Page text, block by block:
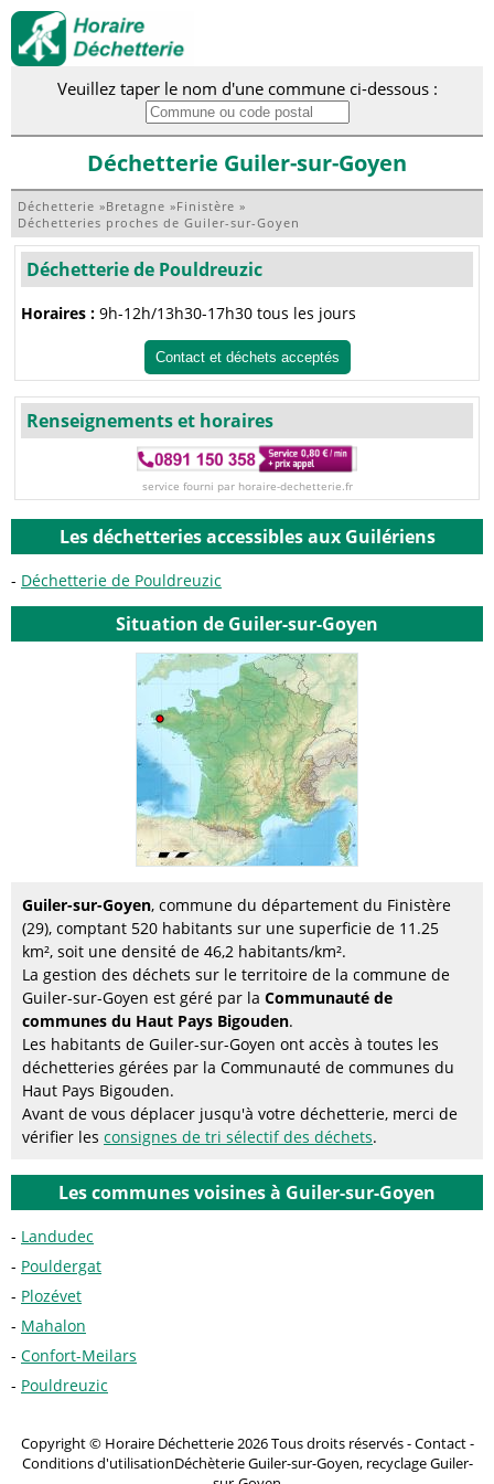
Veuillez taper le nom d'une commune ci-dessous :
Déchetterie Guiler-sur-Goyen
Déchetterie »Bretagne »Finistère »
Déchetteries proches de Guiler-sur-Goyen
Déchetterie de Pouldreuzic
Horaires : 9h-12h/13h30-17h30 tous les jours
Contact et déchets acceptés
Renseignements et horaires
service fourni par horaire-dechetterie.fr
Les déchetteries accessibles aux Guilériens
Déchetterie de Pouldreuzic
Situation de Guiler-sur-Goyen
Guiler-sur-Goyen, commune du département du Finistère
(29), comptant 520 habitants sur une superficie de 11.25
km², soit une densité de 46,2 habitants/km².
La gestion des déchets sur le territoire de la commune de
Guiler-sur-Goyen est géré par la Communauté de
communes du Haut Pays Bigouden.
Les habitants de Guiler-sur-Goyen ont accès à toutes les
déchetteries gérées par la Communauté de communes du
Haut Pays Bigouden.
Avant de vous déplacer jusqu'à votre déchetterie, merci de
vérifier les consignes de tri sélectif des déchets.
Les communes voisines à Guiler-sur-Goyen
Landudec
Pouldergat
Plozévet
Mahalon
Confort-Meilars
Pouldreuzic
Copyright © Horaire Déchetterie 2026 Tous droits réservés -Contact-
Conditions d'utilisationDéchèterie Guiler-sur-Goyen, recyclage Guiler-